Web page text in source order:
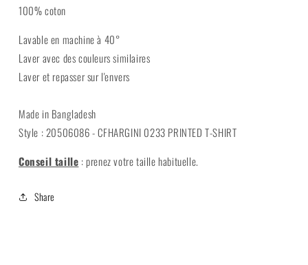
100% coton
Lavable en machine à 40°
Laver avec des couleurs similaires
Laver et repasser sur l'envers
Made in Bangladesh
Style : 20506086 - CFHARGINI 0233 PRINTED T-SHIRT
Conseil taille :prenez votre taille habituelle.
Share